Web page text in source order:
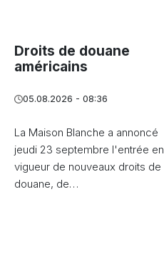
Droits de douane
américains
05.08.2026 - 08:36
La Maison Blanche a annoncé
jeudi 23 septembre l'entrée en
vigueur de nouveaux droits de
douane, de…